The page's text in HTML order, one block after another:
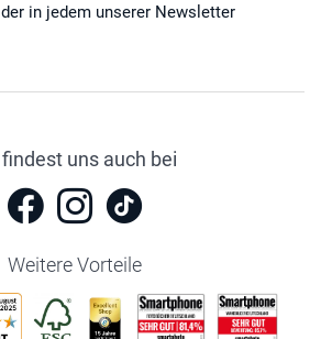
in jedem unserer Newsletter
findest uns auch bei
Weitere Vorteile